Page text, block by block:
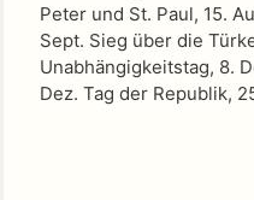
Peter und St. Paul, 15.
Sept. Sieg über die
Unabhängigkeitstag, 8.
Dez. Tag der Republik,